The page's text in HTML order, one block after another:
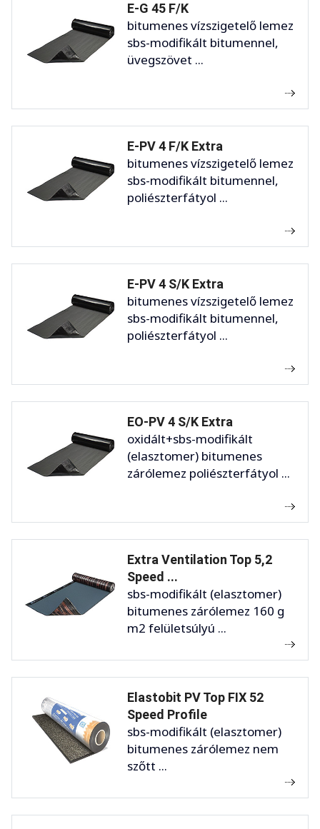
E-G 45 F/K
bitumenes vízszigetelő lemez
sbs-modifikált bitumennel,
üvegszövet ...
E-PV 4 F/K Extra
bitumenes vízszigetelő lemez
sbs-modifikált bitumennel,
poliészterfátyol ...
E-PV 4 S/K Extra
bitumenes vízszigetelő lemez
sbs-modifikált bitumennel,
poliészterfátyol ...
EO-PV 4 S/K Extra
oxidált+sbs-modifikált
(elasztomer) bitumenes
zárólemez poliészterfátyol ...
Extra Ventilation Top 5,2
Speed ...
sbs-modifikált (elasztomer)
bitumenes zárólemez 160 g
m2 felületsúlyú ...
Elastobit PV Top FIX 52
Speed Profile
sbs-modifikált (elasztomer)
bitumenes zárólemez nem
szőtt ...